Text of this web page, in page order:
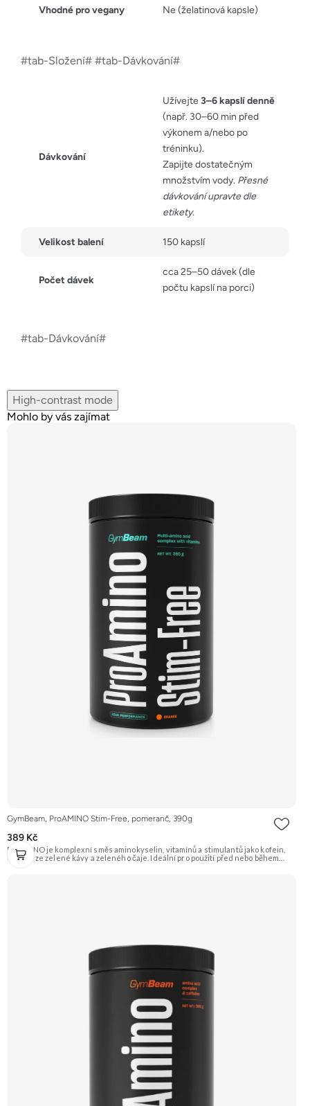
Vhodné pro vegany Ne (želatinová kapsle)
#tab-Složení# #tab-Dávkování#
Dávkování
Užívejte 3–6 kapslí denně
(např. 30–60 min před
výkonem a/nebo po
tréninku).
Zapijte dostatečným
množstvím vody. Přesné
dávkování upravte dle
etikety.
Velikost balení 150 kapslí
Počet dávek
cca 25–50 dávek (dle
počtu kapslí na porci)
#tab-Dávkování#
High-contrast mode
Mohlo by vás zajímat
GymBeam, ProAMINO Stim-Free, pomeranč, 390g
389 Kč
ProAMINO je komplexní směs aminokyselin, vitamínů a stimulantů jako kofein,
extrakt ze zelené kávy a zeleného čaje. Ideální pro použití před nebo během